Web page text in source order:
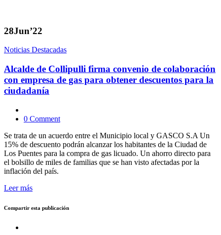
28Jun’22
Noticias Destacadas
Alcalde de Collipulli firma convenio de colaboración
con empresa de gas para obtener descuentos para la
ciudadanía
0 Comment
Se trata de un acuerdo entre el Municipio local y GASCO S.A Un
15% de descuento podrán alcanzar los habitantes de la Ciudad de
Los Puentes para la compra de gas licuado. Un ahorro directo para
el bolsillo de miles de familias que se han visto afectadas por la
inflación del país.
Leer más
Compartir esta publicación